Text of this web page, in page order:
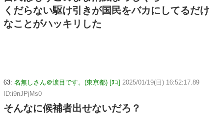
くだらない駆け引きが国民をバカにしてるだけ
なことがハッキリした
63: 名無しさん＠涙目です。(東京都) [ﾇｺ] 2025/01/19(日) 16:52:17.89
ID:i9nJPjMs0
そんなに候補者出せないだろ？